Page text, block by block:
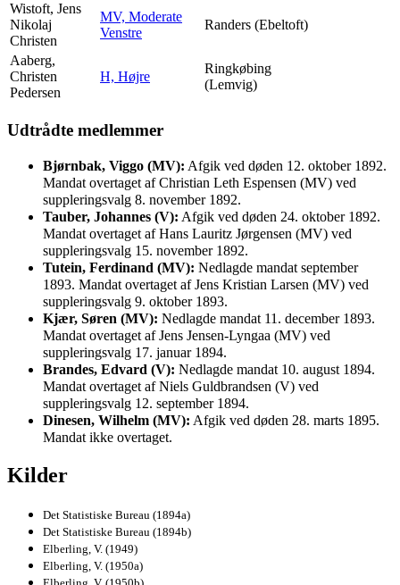
Wistoft, Jens
Nikolaj
Christen
MV, Moderate
Venstre
Randers (Ebeltoft)
Aaberg,
Christen
Pedersen
H, Højre
Ringkøbing
(Lemvig)
Udtrådte medlemmer
Bjørnbak, Viggo (MV): Afgik ved døden 12. oktober 1892.
Mandat overtaget af Christian Leth Espensen (MV) ved
suppleringsvalg 8. november 1892.
Tauber, Johannes (V): Afgik ved døden 24. oktober 1892.
Mandat overtaget af Hans Lauritz Jørgensen (MV) ved
suppleringsvalg 15. november 1892.
Tutein, Ferdinand (MV): Nedlagde mandat september
1893. Mandat overtaget af Jens Kristian Larsen (MV) ved
suppleringsvalg 9. oktober 1893.
Kjær, Søren (MV): Nedlagde mandat 11. december 1893.
Mandat overtaget af Jens Jensen-Lyngaa (MV) ved
suppleringsvalg 17. januar 1894.
Brandes, Edvard (V): Nedlagde mandat 10. august 1894.
Mandat overtaget af Niels Guldbrandsen (V) ved
suppleringsvalg 12. september 1894.
Dinesen, Wilhelm (MV): Afgik ved døden 28. marts 1895.
Mandat ikke overtaget.
Kilder
Det Statistiske Bureau (1894a)
Det Statistiske Bureau (1894b)
Elberling, V. (1949)
Elberling, V. (1950a)